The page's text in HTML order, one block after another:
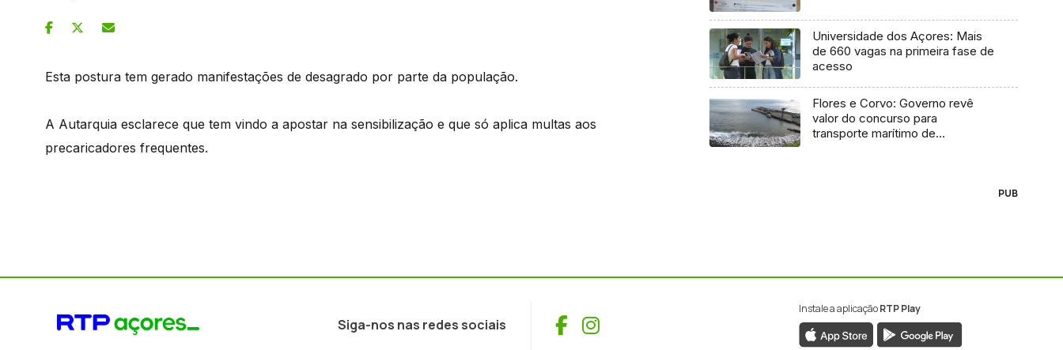
Esta postura tem gerado manifestações de desagrado por parte da população.
A Autarquia esclarece que tem vindo a apostar na sensibilização e que só aplica multas aos
precaricadores frequentes.
Universidade dos Açores: Mais
de 660 vagas na primeira fase de
acesso
Flores e Corvo: Governo revê
valor do concurso para
transporte marítimo de
PUB
Siga-nos nas redes sociais Facebook
Instagram
Instale a aplicaçãoRTP Play